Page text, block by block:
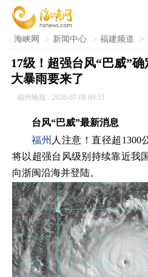
海峡网 > 新闻中心 > 福建频道 >
17级！超强台风“巴威”确
大暴雨要来了
福州晚报 2026-07-08 09:53
台风“巴威”最新消息
福州 人注意！直径超1300
将以超强台风级别持续靠近我
向浙闽沿海并登陆。